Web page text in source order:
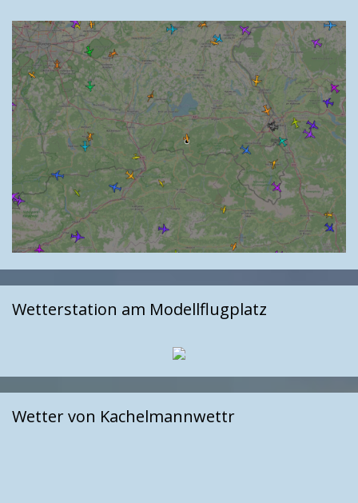
Wetterstation am Modellflugplatz
Wetter von Kachelmannwettr